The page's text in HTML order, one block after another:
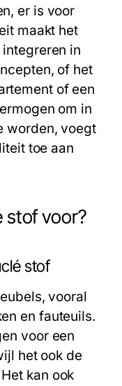
er is voor
maakt het
in
of het
of een
om in
worden, voegt
toe aan
stof voor?
stof
vooral
en fauteuils.
voor een
het ook de
kan ook